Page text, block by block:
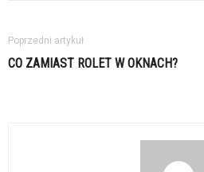
Poprzedni artykuł
CO ZAMIAST ROLET W OKNACH?